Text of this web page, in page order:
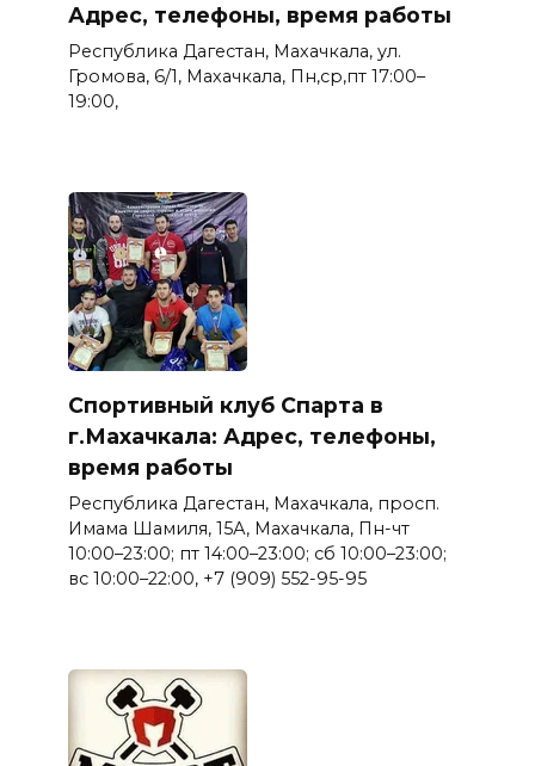
Адрес, телефоны, время работы
Республика Дагестан, Махачкала, ул.
Громова, 6/1, Махачкала, Пн,ср,пт 17:00–
19:00,
Спортивный клуб Спарта в
г.Махачкала: Адрес, телефоны,
время работы
Республика Дагестан, Махачкала, просп.
Имама Шамиля, 15А, Махачкала, Пн-чт
10:00–23:00; пт 14:00–23:00; сб 10:00–23:00;
вс 10:00–22:00, +7 (909) 552-95-95